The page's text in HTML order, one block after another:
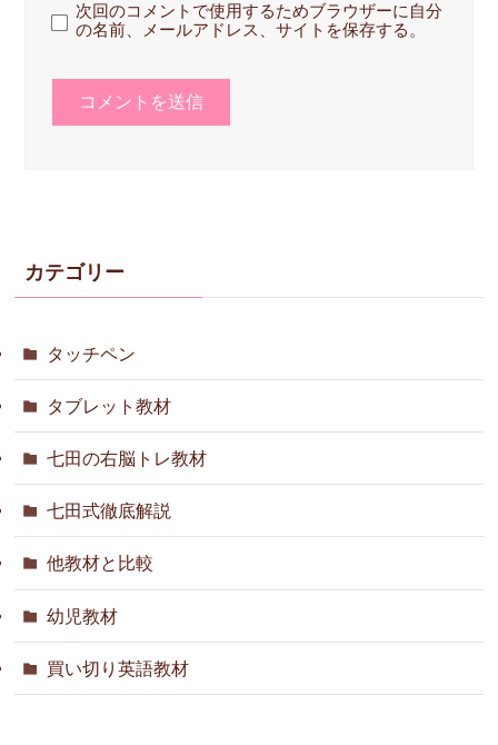
次回のコメントで使用するためブラウザーに自分
の名前、メールアドレス、サイトを保存する。
カテゴリー
タッチペン
タブレット教材
七田の右脳トレ教材
七田式徹底解説
他教材と比較
幼児教材
買い切り英語教材